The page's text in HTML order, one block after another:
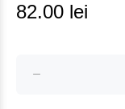
82.00 lei